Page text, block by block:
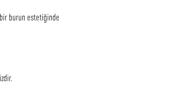
burun estetiğinde